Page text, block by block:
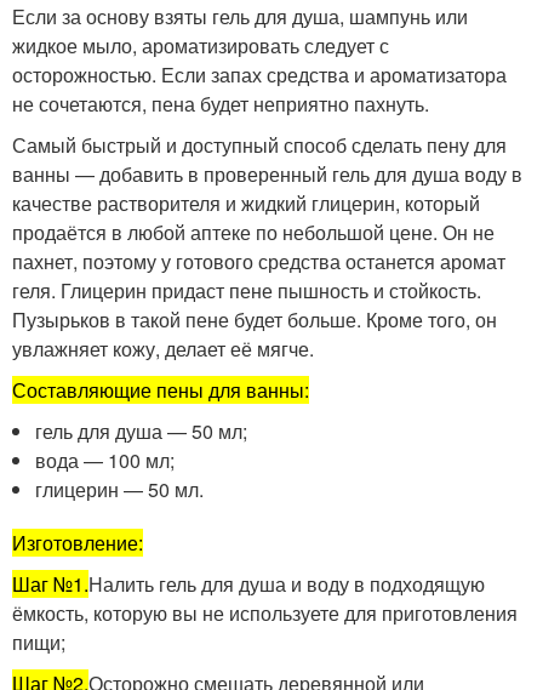
Если за основу взяты гель для душа, шампунь или
жидкое мыло, ароматизировать следует с
осторожностью. Если запах средства и ароматизатора
не сочетаются, пена будет неприятно пахнуть.
Самый быстрый и доступный способ сделать пену для
ванны — добавить в проверенный гель для душа воду в
качестве растворителя и жидкий глицерин, который
продаётся в любой аптеке по небольшой цене. Он не
пахнет, поэтому у готового средства останется аромат
геля. Глицерин придаст пене пышность и стойкость.
Пузырьков в такой пене будет больше. Кроме того, он
увлажняет кожу, делает её мягче.
Составляющие пены для ванны:
гель для душа — 50 мл;
вода — 100 мл;
глицерин — 50 мл.
Изготовление:
Шаг №1.Налить гель для душа и воду в подходящую
ёмкость, которую вы не используете для приготовления
пищи;
Шаг №2.Осторожно смешать деревянной или